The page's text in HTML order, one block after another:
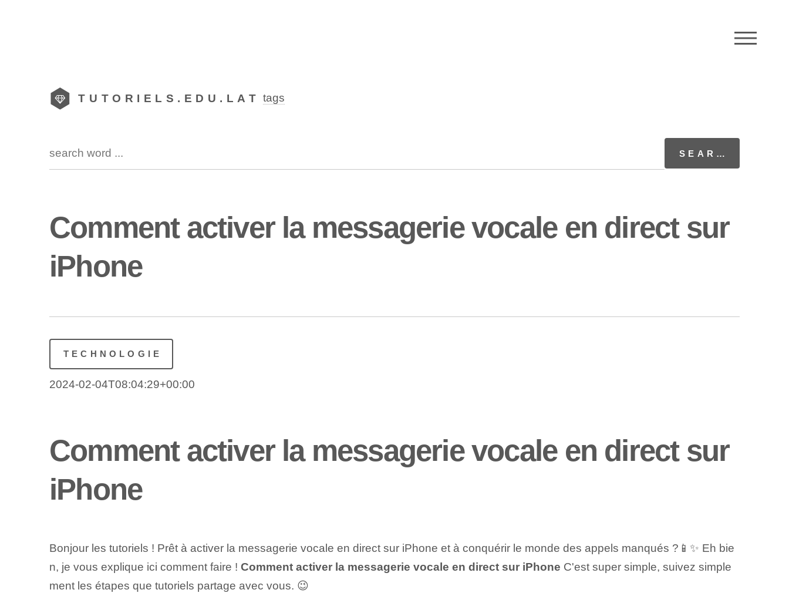
TUTORIELS.EDU.LAT tags
Comment activer la messagerie vocale en direct sur
iPhone
TECHNOLOGIE
2024-02-04T08:04:29+00:00
Comment activer la messagerie vocale en direct sur
iPhone
Bonjour les tutoriels ! Prêt à activer la messagerie vocale en direct sur iPhone et à conquérir le monde des appels manqués ?📱✨ Eh bie
n, je vous explique ici comment faire ! Comment activer la messagerie vocale en direct sur iPhone C'est super simple, suivez simple
ment les étapes que tutoriels partage avec vous. ​😉